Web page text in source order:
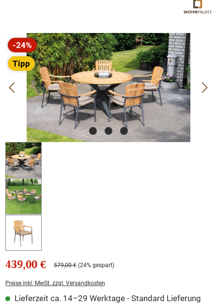
Bildergalerie überspringen
-24%
Rabatt
Tipp
439,00 € 579,00 € (24% gespart)
Preise inkl. MwSt. zzgl. Versandkosten
Lieferzeit ca. 14–29 Werktage - Standard Lieferung